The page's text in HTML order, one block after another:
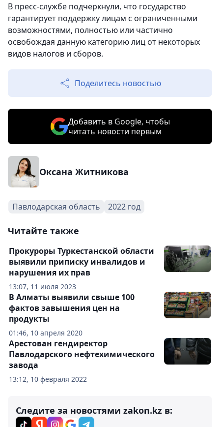
В пресс-службе подчеркнули, что государство
гарантирует поддержку лицам с ограниченными
возможностями, полностью или частично
освобождая данную категорию лиц от некоторых
видов налогов и сборов.
Поделитесь новостью
Добавить в Google, чтобы
читать новости первым
Оксана Житникова
Павлодарская область 2022 год
Читайте также
13:07, 11 июля 2023
Прокуроры Туркестанской области
выявили приписку инвалидов и
нарушения их прав
01:46, 10 апреля 2020
В Алматы выявили свыше 100
фактов завышения цен на
продукты
13:12, 10 февраля 2022
Арестован гендиректор
Павлодарского нефтехимического
завода
Следите за новостями zakon.kz в: